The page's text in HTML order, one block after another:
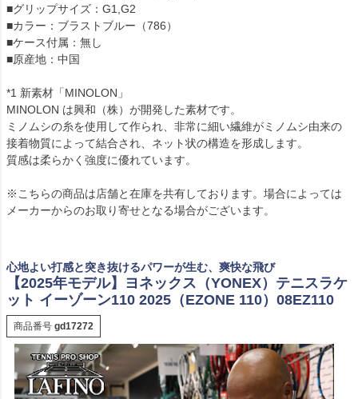
■グリップサイズ：G1,G2
■カラー：ブラストブルー（786）
■ケース付属：無し
■原産地：中国
*1 新素材「MINOLON」
MINOLON は興和（株）が開発した素材です。
ミノムシの糸を使用して作られ、非常に細い繊維がミノムシ由来の
接着物質によって結合され、ネット状の構造を形成します。
質感は柔らかく強度に優れています。
※こちらの商品は店舗と在庫を共有しております。場合によっては
メーカーからのお取り寄せとなる場合がございます。
心地よい打感と突き抜けるパワーが生む、爽快な飛び
【2025年モデル】ヨネックス（YONEX）テニスラケ
ット イーゾーン110 2025（EZONE 110）08EZ110
商品番号 gd17272